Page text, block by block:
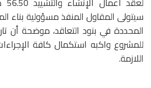
سيتولى المقاول المنفذ مسؤولية بناء
المحددة في بنود التعاقد، موضحة أن
للمشروع واكبه استكمال كافة
اللازمة.